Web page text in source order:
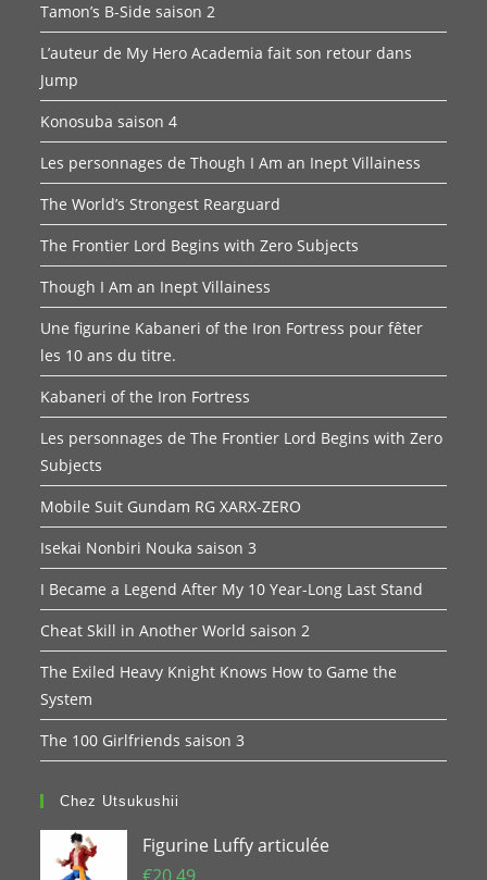
Tamon’s B-Side saison 2
L’auteur de My Hero Academia fait son retour dans
Jump
Konosuba saison 4
Les personnages de Though I Am an Inept Villainess
The World’s Strongest Rearguard
The Frontier Lord Begins with Zero Subjects
Though I Am an Inept Villainess
Une figurine Kabaneri of the Iron Fortress pour fêter
les 10 ans du titre.
Kabaneri of the Iron Fortress
Les personnages de The Frontier Lord Begins with Zero
Subjects
Mobile Suit Gundam RG XARX-ZERO
Isekai Nonbiri Nouka saison 3
I Became a Legend After My 10 Year-Long Last Stand
Cheat Skill in Another World saison 2
The Exiled Heavy Knight Knows How to Game the
System
The 100 Girlfriends saison 3
Chez Utsukushii
Figurine Luffy articulée